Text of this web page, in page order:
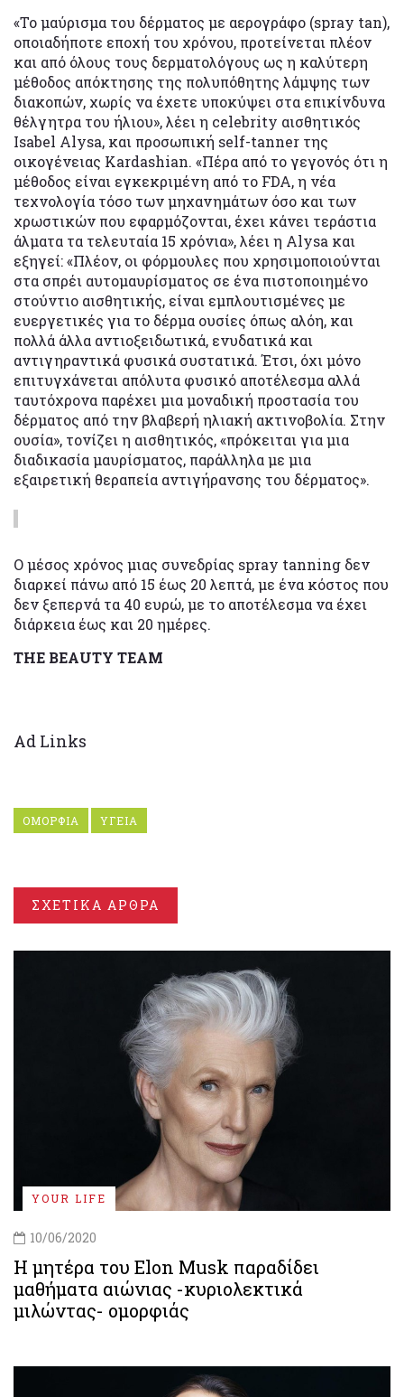
«To μαύρισμα του δέρματος με αερογράφο (spray tan),
οποιαδήποτε εποχή του χρόνου, προτείνεται πλέον
και από όλους τους δερματολόγους ως η καλύτερη
μέθοδος απόκτησης της πολυπόθητης λάμψης των
διακοπών, χωρίς να έχετε υποκύψει στα επικίνδυνα
θέλγητρα του ήλιου», λέει η celebrity αισθητικός
Isabel Alysa, και προσωπική self-tanner της
οικογένειας Kardashian. «Πέρα από το γεγονός ότι η
μέθοδος είναι εγκεκριμένη από το FDA, η νέα
τεχνολογία τόσο των μηχανημάτων όσο και των
χρωστικών που εφαρμόζονται, έχει κάνει τεράστια
άλματα τα τελευταία 15 χρόνια», λέει η Alysa και
εξηγεί: «Πλέον, οι φόρμουλες που χρησιμοποιούνται
στα σπρέι αυτομαυρίσματος σε ένα πιστοποιημένο
στούντιο αισθητικής, είναι εμπλουτισμένες με
ευεργετικές για το δέρμα ουσίες όπως αλόη, και
πολλά άλλα αντιοξειδωτικά, ενυδατικά και
αντιγηραντικά φυσικά συστατικά. Έτσι, όχι μόνο
επιτυγχάνεται απόλυτα φυσικό αποτέλεσμα αλλά
ταυτόχρονα παρέχει μια μοναδική προστασία του
δέρματος από την βλαβερή ηλιακή ακτινοβολία. Στην
ουσία», τονίζει η αισθητικός, «πρόκειται για μια
διαδικασία μαυρίσματος, παράλληλα με μια
εξαιρετική θεραπεία αντιγήρανσης του δέρματος».
Ο μέσος χρόνος μιας συνεδρίας spray tanning δεν
διαρκεί πάνω από 15 έως 20 λεπτά, με ένα κόστος που
δεν ξεπερνά τα 40 ευρώ, με το αποτέλεσμα να έχει
διάρκεια έως και 20 ημέρες.
THE BEAUTY TEAM
Ad Links
ΟΜΟΡΦΙΑ ΥΓΕΙΑ
ΣΧΕΤΙΚΑ ΑΡΘΡΑ
YOUR LIFE
10/06/2020
H μητέρα του Elon Musk παραδίδει
μαθήματα αιώνιας -κυριολεκτικά
μιλώντας- ομορφιάς